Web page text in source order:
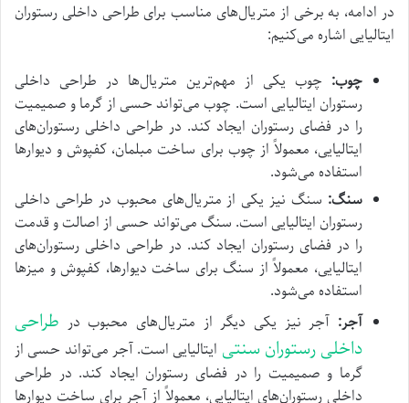
در ادامه، به برخی از متریال‌های مناسب برای طراحی داخلی رستوران
ایتالیایی اشاره می‌کنیم:
چوب: چوب یکی از مهم‌ترین متریال‌ها در طراحی داخلی
رستوران ایتالیایی است. چوب می‌تواند حسی از گرما و صمیمیت
را در فضای رستوران ایجاد کند. در طراحی داخلی رستوران‌های
ایتالیایی، معمولاً از چوب برای ساخت مبلمان، کفپوش و دیوارها
استفاده می‌شود.
سنگ: سنگ نیز یکی از متریال‌های محبوب در طراحی داخلی
رستوران ایتالیایی است. سنگ می‌تواند حسی از اصالت و قدمت
را در فضای رستوران ایجاد کند. در طراحی داخلی رستوران‌های
ایتالیایی، معمولاً از سنگ برای ساخت دیوارها، کفپوش و میزها
استفاده می‌شود.
آجر: آجر نیز یکی دیگر از متریال‌های محبوب در طراحی
داخلی رستوران سنتی ایتالیایی است. آجر می‌تواند حسی از
گرما و صمیمیت را در فضای رستوران ایجاد کند. در طراحی
داخلی رستوران‌های ایتالیایی، معمولاً از آجر برای ساخت دیوارها